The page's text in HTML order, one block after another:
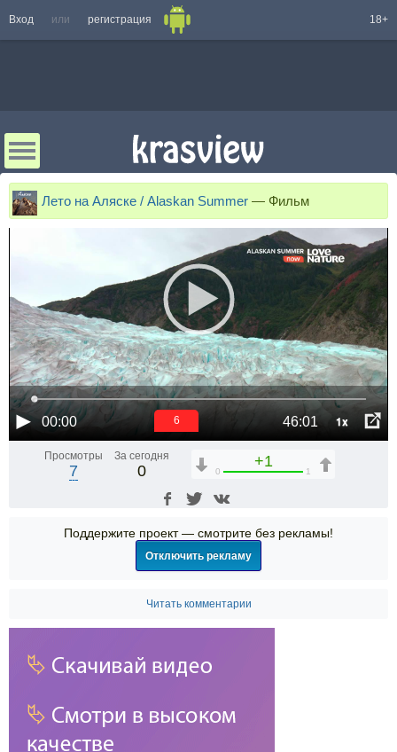
Вход или регистрация 18+
Лето на Аляске / Alaskan Summer — Фильм
00:00 46:01 1x
6
Просмотры
7
За сегодня
0
+1
0 1
Поддержите проект — смотрите без рекламы!
Отключить рекламу
Читать комментарии